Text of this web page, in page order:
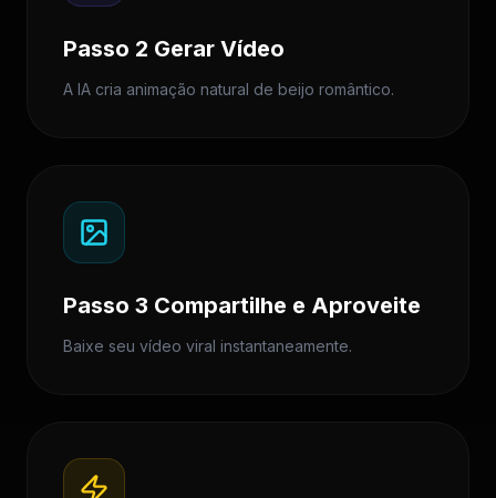
Passo 2 Gerar Vídeo
A IA cria animação natural de beijo romântico.
Passo 3 Compartilhe e Aproveite
Baixe seu vídeo viral instantaneamente.